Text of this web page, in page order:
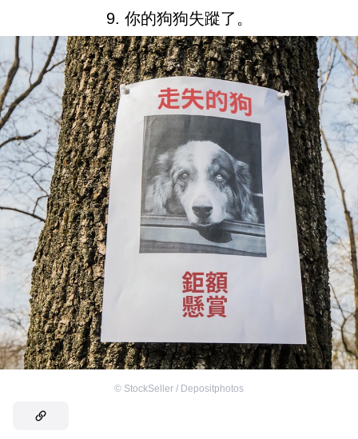
9. 你的狗狗失蹤了。
© StockSeller / Depositphotos